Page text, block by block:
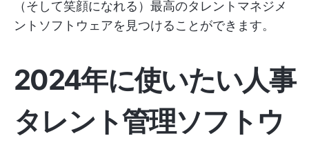
（そして笑顔になれる）最高のタレントマネジメ
ントソフトウェアを見つけることができます。
2024年に使いたい人事
タレント管理ソフトウ